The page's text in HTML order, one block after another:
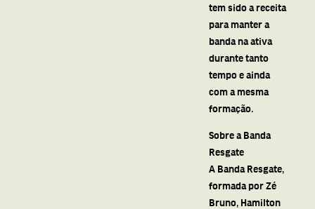
tem sido a receita
para manter a
banda na ativa
durante tanto
tempo e ainda
com a mesma
formação.
Sobre a Banda
Resgate
A Banda Resgate,
formada por Zé
Bruno, Hamilton